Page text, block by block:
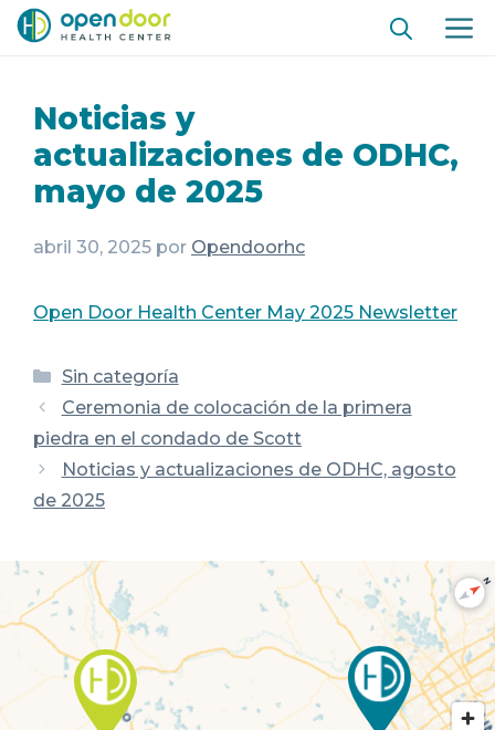
Noticias y
actualizaciones de ODHC,
mayo de 2025
abril 30, 2025 por Opendoorhc
Open Door Health Center May 2025 Newsletter
Categorías
Sin categoría
Ceremonia de colocación de la primera
piedra en el condado de Scott
Noticias y actualizaciones de ODHC, agosto
de 2025
N